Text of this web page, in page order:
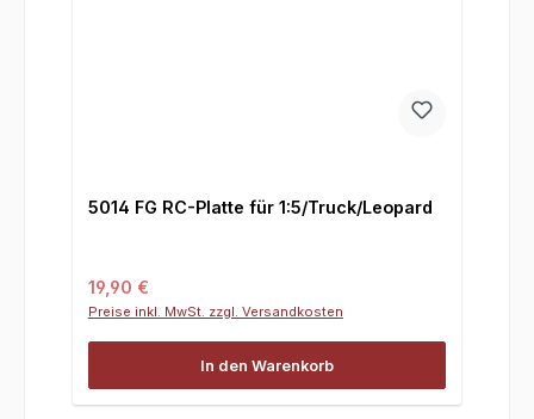
5014 FG RC-Platte für 1:5/Truck/Leopard
Regulärer Preis:
19,90 €
Preise inkl. MwSt. zzgl. Versandkosten
In den Warenkorb